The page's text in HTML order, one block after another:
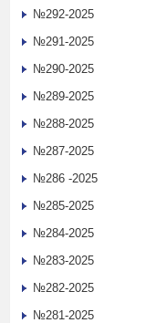
№292-2025
№291-2025
№290-2025
№289-2025
№288-2025
№287-2025
№286 -2025
№285-2025
№284-2025
№283-2025
№282-2025
№281-2025